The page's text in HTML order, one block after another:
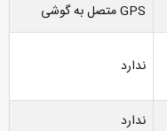
GPS متصل به گوشی
ندارد
ندارد